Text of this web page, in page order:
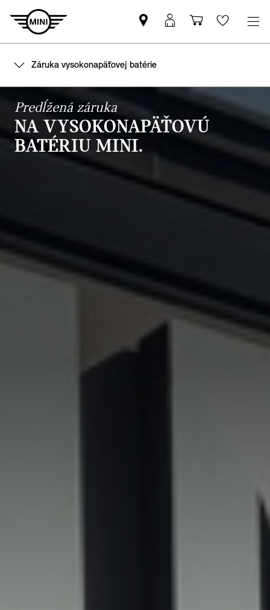
Nájsť
MINI
MyMINI
prihlásenie
Nákupný
košík
Wishlist
Záruka vysokonapäťovej batérie
Predĺžená záruka
NA VYSOKONAPÄŤOVÚ
BATÉRIU MINI.